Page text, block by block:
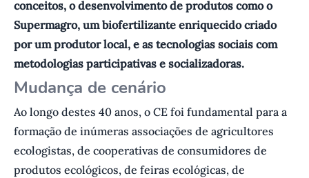
conceitos, o desenvolvimento de produtos como o
Supermagro, um biofertilizante enriquecido criado
por um produtor local, e as tecnologias sociais com
metodologias participativas e socializadoras.
Mudança de cenário
Ao longo destes 40 anos, o CE foi fundamental para a
formação de inúmeras associações de agricultores
ecologistas, de cooperativas de consumidores de
produtos ecológicos, de feiras ecológicas, de